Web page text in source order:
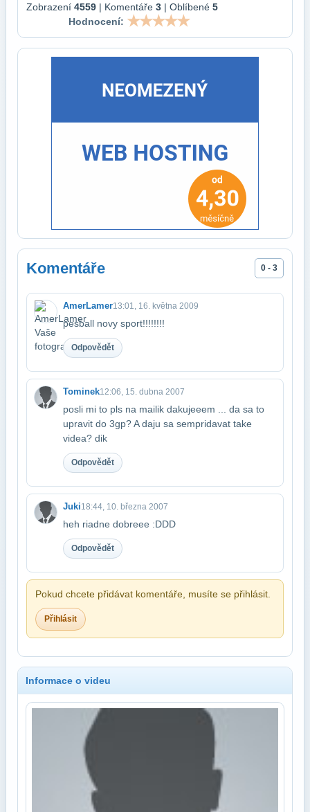
Zobrazení 4559 | Komentáře 3 | Oblíbené 5
Hodnocení:
Komentáře 0 - 3
AmerLamer13:01, 16. května 2009
pesball novy sport!!!!!!!!
Odpovědět
Tominek12:06, 15. dubna 2007
posli mi to pls na mailik dakujeeem ... da sa to
upravit do 3gp? A daju sa sem​pridavat take
videa? dik
Odpovědět
Juki18:44, 10. března 2007
heh riadne dobreee :DDD
Odpovědět
Pokud chcete přidávat komentáře, musíte se přihlásit.
Přihlásit
Informace o videu